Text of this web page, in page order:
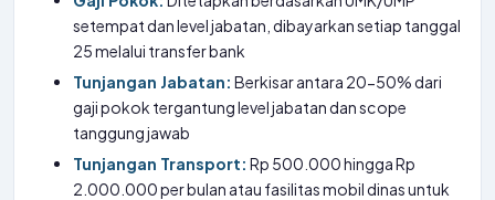
setempat dan level jabatan, dibayarkan setiap tanggal
25 melalui transfer bank
Tunjangan Jabatan: Berkisar antara 20-50% dari
gaji pokok tergantung level jabatan dan scope
tanggung jawab
Tunjangan Transport: Rp 500.000 hingga Rp
2.000.000 per bulan atau fasilitas mobil dinas untuk